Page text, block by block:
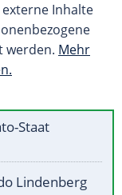
Inhalte
werden. Mehr
Staat
Lindenberg